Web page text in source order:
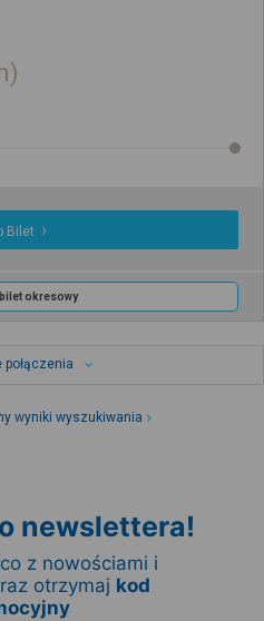
Bilet
bilet okresowy
połączenia
wyniki wyszukiwania
newslettera!
z nowościami i
otrzymaj kod